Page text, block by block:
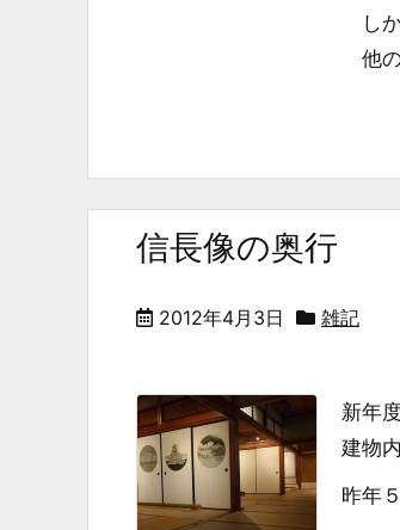
しか
他の
信長像の奥行
2012年4月3日 雑記
新年
建物
昨年